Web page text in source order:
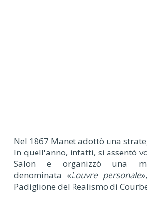
Nel 1867 Manet adottò una
In quell'anno, infatti, si assentò
Salon e organizzò una
denominata «Louvre personale
Padiglione del Realismo di